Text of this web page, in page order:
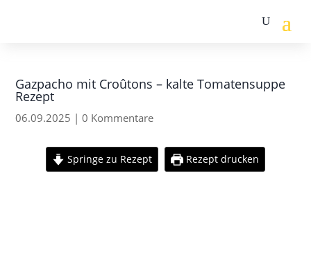
Gazpacho mit Croûtons – kalte Tomatensuppe
Rezept
06.09.2025 |0 Kommentare
Springe zu Rezept Rezept drucken